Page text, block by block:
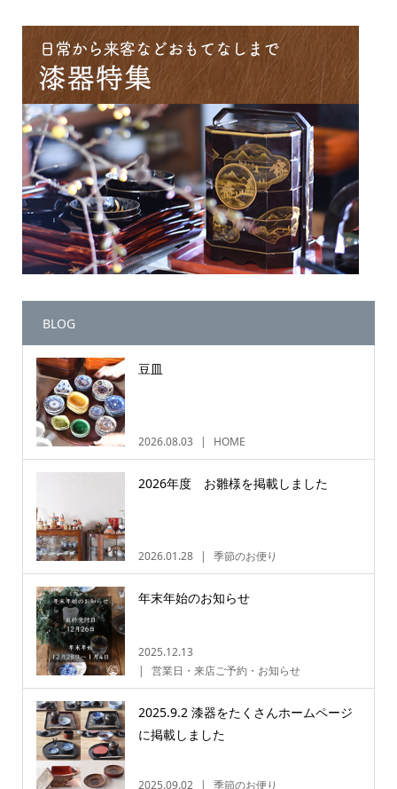
BLOG
豆皿
2026.08.03 HOME
2026年度 お雛様を掲載しました
2026.01.28 季節のお便り
年末年始のお知らせ
2025.12.13
営業日・来店ご予約・お知らせ
2025.9.2 漆器をたくさんホームページ
に掲載しました
2025.09.02 季節のお便り